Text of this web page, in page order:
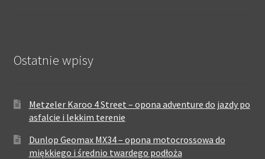
Ostatnie wpisy
Metzeler Karoo 4 Street – opona adventure do jazdy po
asfalcie i lekkim terenie
Dunlop Geomax MX34 – opona motocrossowa do
miękkiego i średnio twardego podłoża